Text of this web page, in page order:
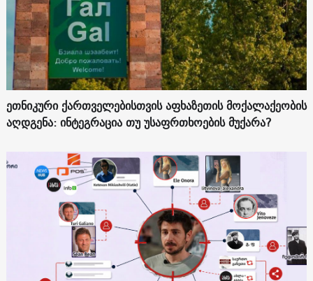
ეთნიკური ქართველებისთვის აფხაზეთის მოქალაქეობის
აღდგენა: ინტეგრაცია თუ უსაფრთხოების მუქარა?